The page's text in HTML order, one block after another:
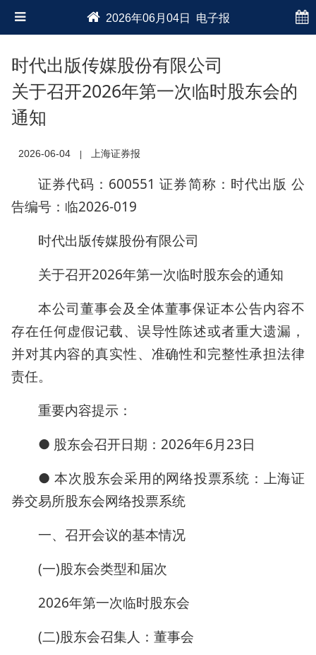
2026年06月04日 电子报
时代出版传媒股份有限公司
关于召开2026年第一次临时股东会的
通知
2026-06-04 上海证券报
证券代码：600551 证券简称：时代出版 公
告编号：临2026-019
时代出版传媒股份有限公司
关于召开2026年第一次临时股东会的通知
本公司董事会及全体董事保证本公告内容不
存在任何虚假记载、误导性陈述或者重大遗漏，
并对其内容的真实性、准确性和完整性承担法律
责任。
重要内容提示：
● 股东会召开日期：2026年6月23日
● 本次股东会采用的网络投票系统：上海证
券交易所股东会网络投票系统
一、召开会议的基本情况
(一)股东会类型和届次
2026年第一次临时股东会
(二)股东会召集人：董事会